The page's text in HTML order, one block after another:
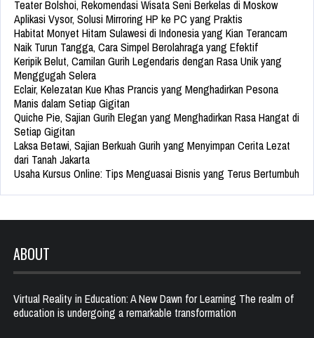
Teater Bolshoi, Rekomendasi Wisata Seni Berkelas di Moskow
Aplikasi Vysor, Solusi Mirroring HP ke PC yang Praktis
Habitat Monyet Hitam Sulawesi di Indonesia yang Kian Terancam
Naik Turun Tangga, Cara Simpel Berolahraga yang Efektif
Keripik Belut, Camilan Gurih Legendaris dengan Rasa Unik yang
Menggugah Selera
Eclair, Kelezatan Kue Khas Prancis yang Menghadirkan Pesona
Manis dalam Setiap Gigitan
Quiche Pie, Sajian Gurih Elegan yang Menghadirkan Rasa Hangat di
Setiap Gigitan
Laksa Betawi, Sajian Berkuah Gurih yang Menyimpan Cerita Lezat
dari Tanah Jakarta
Usaha Kursus Online: Tips Menguasai Bisnis yang Terus Bertumbuh
ABOUT
Virtual Reality in Education: A New Dawn for Learning The realm of
education is undergoing a remarkable transformation